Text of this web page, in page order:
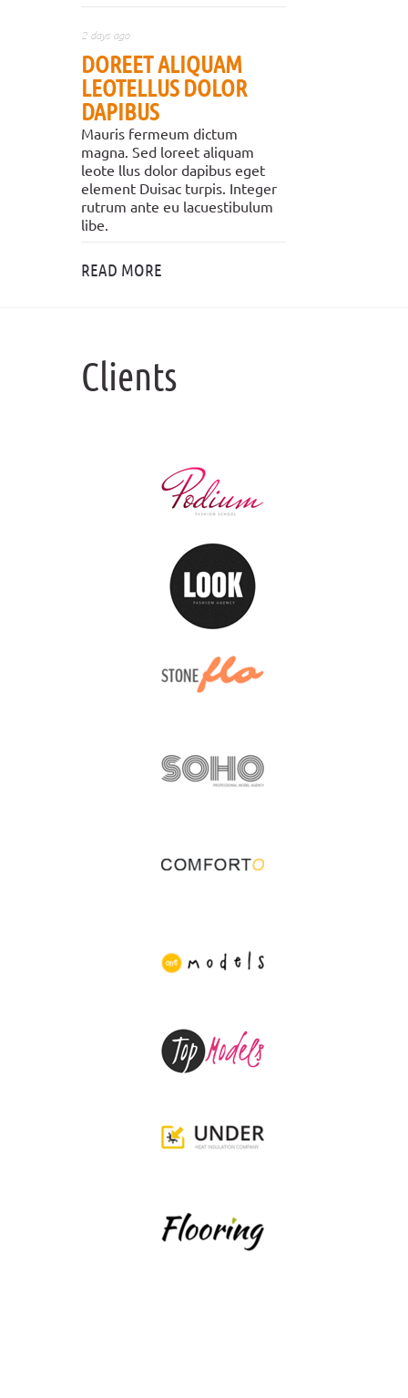
2 days ago
DOREET ALIQUAM
LEOTELLUS DOLOR
DAPIBUS
Mauris fermeum dictum
magna. Sed loreet aliquam
leote llus dolor dapibus eget
element Duisac turpis. Integer
rutrum ante eu lacuestibulum
libe.
READ MORE
Clients